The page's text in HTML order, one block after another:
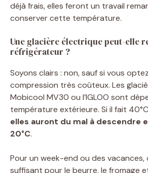
déjà frais, elles feront un travail
conserver cette température.
Une glacière électrique peut-elle
réfrigérateur ?
Soyons clairs : non, sauf si vous
compression très coûteux. Les
Mobicool MV30 ou l’IGLOO sont
température extérieure. Si il fait
elles auront du mal à descendre
20°C.
Pour un week-end ou des vacances,
suffisant pour le beurre, le fromage